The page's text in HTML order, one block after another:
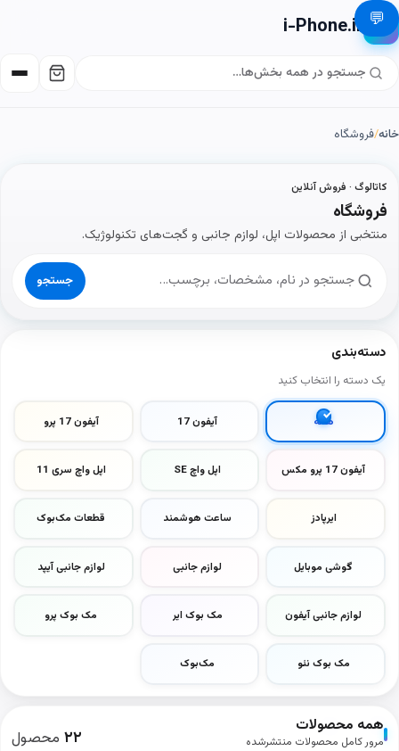
📱
i-Phone.ir
خانه/فروشگاه
کاتالوگ · فروش آنلاین
فروشگاه
منتخبی از محصولات اپل، لوازم جانبی و گجت‌های تکنولوژیک.
جستجو
دسته‌بندی
یک دسته را انتخاب کنید
همه آیفون 17 آیفون 17 پرو
آیفون 17 پرو مکس اپل واچ SE اپل واچ سری 11
ایرپادز ساعت هوشمند قطعات مک‌بوک
گوشی موبایل لوازم جانبی لوازم جانبی آیپد
لوازم جانبی آیفون مک بوک ایر مک بوک پرو
مک بوک نئو مک‌بوک
همه محصولات
مرور کامل محصولات منتشرشده ۲۲ محصول
💬